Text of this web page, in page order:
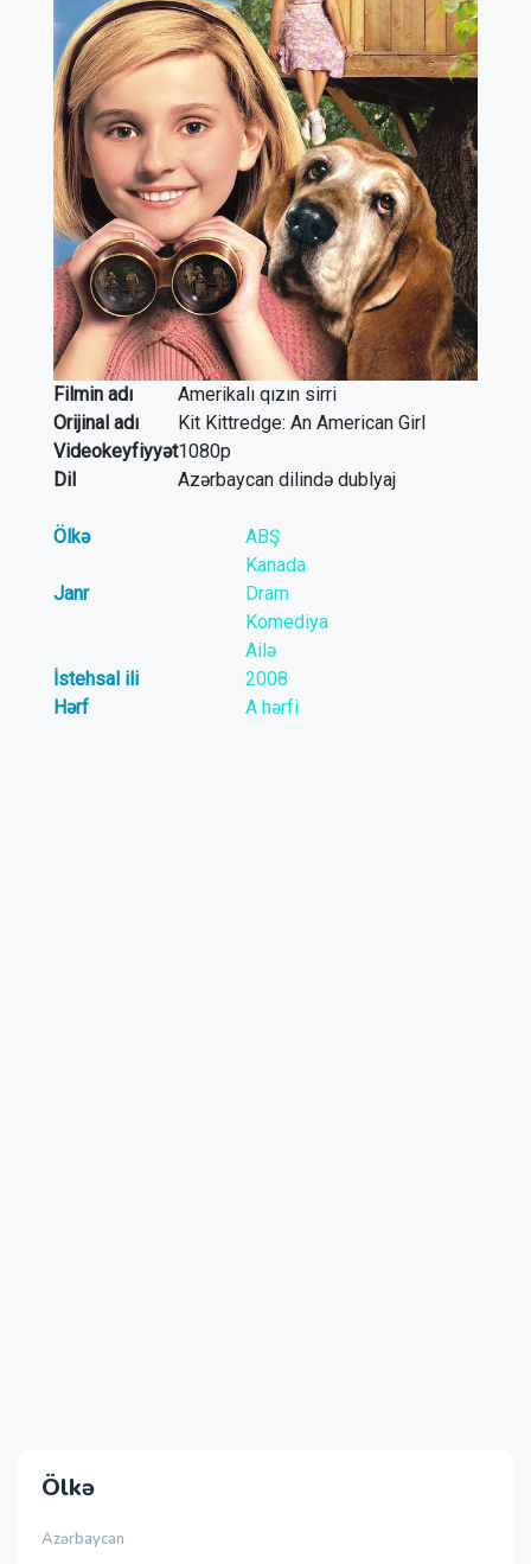
Ölkə
Azərbaycan
Filmin adı
Amerikalı qızın sirri
Orijinal adı
Kit Kittredge: An American Girl
Videokeyfiyyət1080p
Dil
Azərbaycan dilində dublyaj
Ölkə
ABŞ
Kanada
Janr
Dram
Komediya
Ailə
İstehsal ili
2008
Hərf
A hərfi